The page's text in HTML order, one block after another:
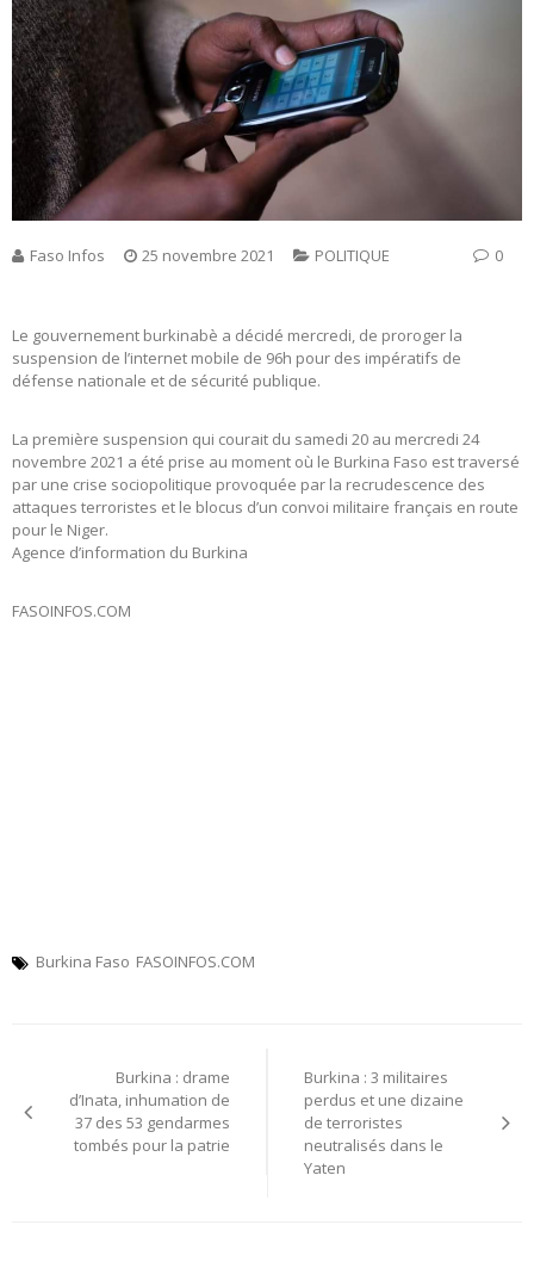
Faso Infos 25 novembre 2021 POLITIQUE 0
Le gouvernement burkinabè a décidé mercredi, de proroger la
suspension de l’internet mobile de 96h pour des impératifs de
défense nationale et de sécurité publique.
La première suspension qui courait du samedi 20 au mercredi 24
novembre 2021 a été prise au moment où le Burkina Faso est traversé
par une crise sociopolitique provoquée par la recrudescence des
attaques terroristes et le blocus d’un convoi militaire français en route
pour le Niger.
Agence d’information du Burkina
FASOINFOS.COM
Burkina Faso FASOINFOS.COM
de
l’article
Burkina : drame
d’Inata, inhumation de
37 des 53 gendarmes
tombés pour la patrie
Burkina : 3 militaires
perdus et une dizaine
de terroristes
neutralisés dans le
Yaten